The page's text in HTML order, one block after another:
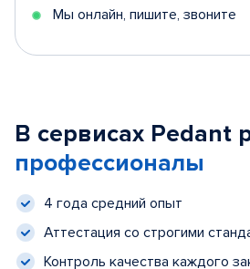
Мы онлайн, пишите, звоните
В сервисах Pedant
профессионалы
4 года средний опыт
Аттестация со строгими
Контроль качества каждого